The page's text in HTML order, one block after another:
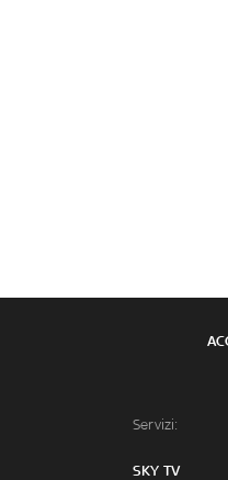
Servizi:
SKY TV